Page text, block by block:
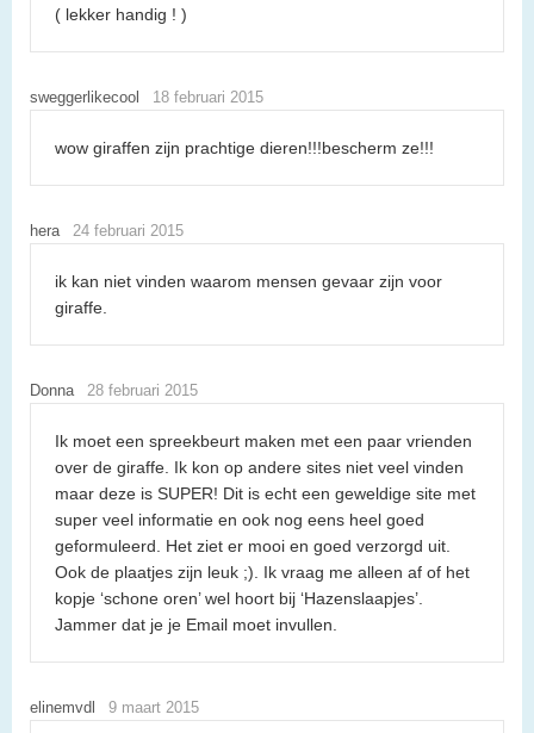
( lekker handig ! )
sweggerlikecool 18 februari 2015
wow giraffen zijn prachtige dieren!!!bescherm ze!!!
hera 24 februari 2015
ik kan niet vinden waarom mensen gevaar zijn voor
giraffe.
Donna 28 februari 2015
Ik moet een spreekbeurt maken met een paar vrienden
over de giraffe. Ik kon op andere sites niet veel vinden
maar deze is SUPER! Dit is echt een geweldige site met
super veel informatie en ook nog eens heel goed
geformuleerd. Het ziet er mooi en goed verzorgd uit.
Ook de plaatjes zijn leuk ;). Ik vraag me alleen af of het
kopje ‘schone oren’ wel hoort bij ‘Hazenslaapjes’.
Jammer dat je je Email moet invullen.
elinemvdl 9 maart 2015